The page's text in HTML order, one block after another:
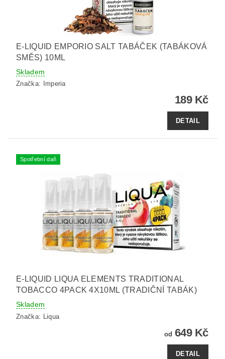
E-LIQUID EMPORIO SALT TABÁČEK (TABÁKOVÁ
SMĚS) 10ML
Skladem
Značka: Imperia
189 Kč
DETAIL
Spotřební daň
E-LIQUID LIQUA ELEMENTS TRADITIONAL
TOBACCO 4PACK 4X10ML (TRADIČNÍ TABÁK)
Skladem
Značka: Liqua
od 649 Kč
DETAIL